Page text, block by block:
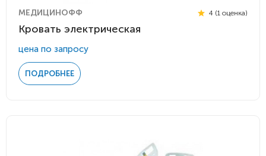
МЕДИЦИНОФФ 4 (1 оценка)
Кровать электрическая
цена по запросу
ПОДРОБНЕЕ